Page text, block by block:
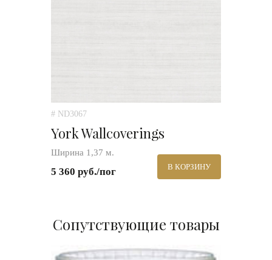
# ND3067
York Wallcoverings
Ширина 1,37 м.
5 360 руб./пог В КОРЗИНУ
Сопутствующие товары